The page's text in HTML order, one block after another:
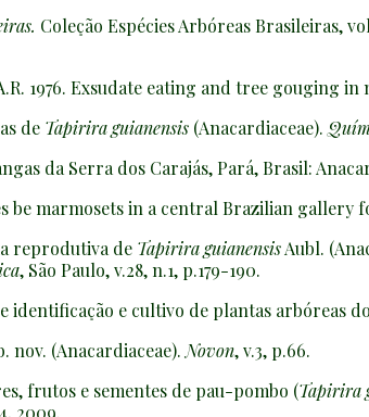
Coleção Espécies Arbóreas Brasileiras,
1976. Exsudate eating and tree gouging in
de Tapirira guianensis (Anacardiaceae).
da Serra dos Carajás, Pará, Brasil:
be marmosets in a central Brazilian gallery
reprodutiva de Tapirira guianensisAubl.
, São Paulo, v.28, n.1, p.179-190.
identificação e cultivo de plantas arbóreas
nov. (Anacardiaceae). Novon, v.3, p.66.
frutos e sementes de pau-pombo (Tapirira
2009.